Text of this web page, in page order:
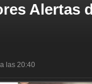
Alertas
las 20:40